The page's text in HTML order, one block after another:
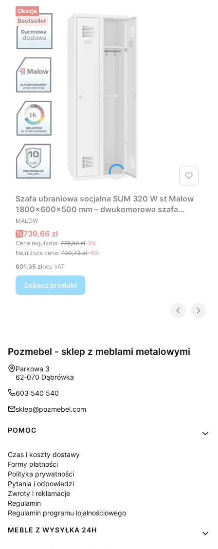
Okazja
Bestseller
Szafa ubraniowa socjalna SUM 320 W st Malow
1800x600x500 mm – dwukomorowa szafa
metalowa 60 cm
PRODUCENT
MALOW
Cena promocyjna
739,66 zł
Cena regularna: 778,59 zł-5%
Najniższa cena: 700,73 zł+6%
Cena
601,35 złbez VAT
Zobacz produkt
Pozmebel - sklep z meblami metalowymi
Adres:
Parkowa 3
62-070 Dąbrówka
603 540 540
sklep@pozmebel.com
Linki w stopce
POMOC
Czas i koszty dostawy
Formy płatności
Polityka prywatności
Pytania i odpowiedzi
Zwroty i reklamacje
Regulamin
Regulamin programu lojalnościowego
MEBLE Z WYSYŁKA 24H